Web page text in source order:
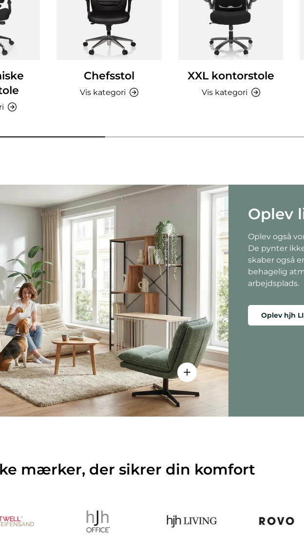
Chefsstol
Vis kategori
XXL kontorstole
Vis kategori
Vis detaljer - Criss-Cross 20 -
H - Kontorskab
- Sitzolo 2 - Loungelænestol
Oplev
Oplev også
De pynter
skaber også
behagelig
arbejdsplads.
Oplev hjh
mærker, der sikrer din komfort